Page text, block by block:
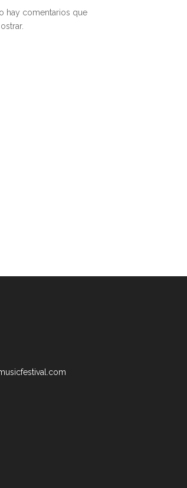
hay comentarios que